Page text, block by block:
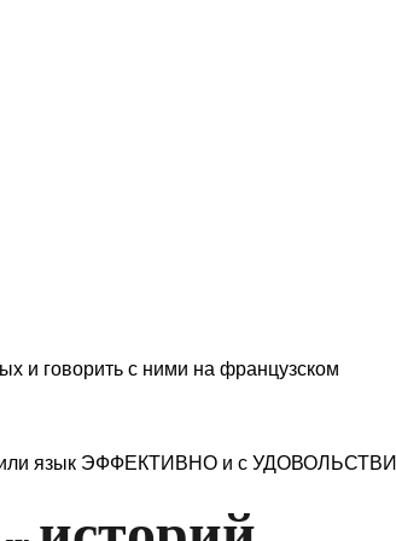
и говорить с ними на французском
язык ЭФФЕКТИВНО и с